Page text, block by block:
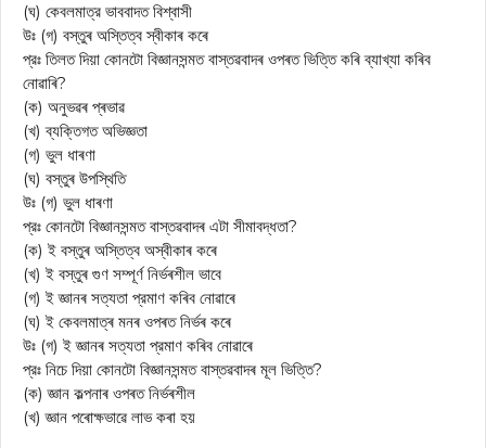
(ঘ) কেবলমাত্র ভাববাদত বিশ্বাসী
উঃ (গ) বস্তুৰ অস্তিত্ব স্বীকাৰ কৰে
প্রঃ তিলত দিয়া কোনটো বিজ্ঞানসন্মত বাস্তৱবাদৰ ওপৰত ভিত্তি কৰি ব্যাখ্যা কৰিব
নোৱাৰি?
(ক) অনুভৱৰ প্ৰভাৱ
(খ) ব্যক্তিগত অভিজ্ঞতা
(গ) ভুল ধাৰণা
(ঘ) বস্তুৰ উপস্থিতি
উঃ (গ) ভুল ধাৰণা
প্রঃ কোনটো বিজ্ঞানসন্মত বাস্তৱবাদৰ এটা সীমাবদ্ধতা?
(ক) ই বস্তুৰ অস্তিত্ব অস্বীকাৰ কৰে
(খ) ই বস্তুৰ গুণ সম্পূর্ণ নিৰ্ভৰশীল ভাবে
(গ) ই জ্ঞানৰ সত্যতা প্রমাণ কৰিব নোৱাৰে
(ঘ) ই কেবলমাত্ৰ মনৰ ওপৰত নিৰ্ভৰ কৰে
উঃ (গ) ই জ্ঞানৰ সত্যতা প্রমাণ কৰিব নোৱাৰে
প্রঃ নিচে দিয়া কোনটো বিজ্ঞানসন্মত বাস্তৱবাদৰ মূল ভিত্তি?
(ক) জ্ঞান কল্পনাৰ ওপৰত নিৰ্ভৰশীল
(খ) জ্ঞান পৰোক্ষভাৱে লাভ কৰা হয়